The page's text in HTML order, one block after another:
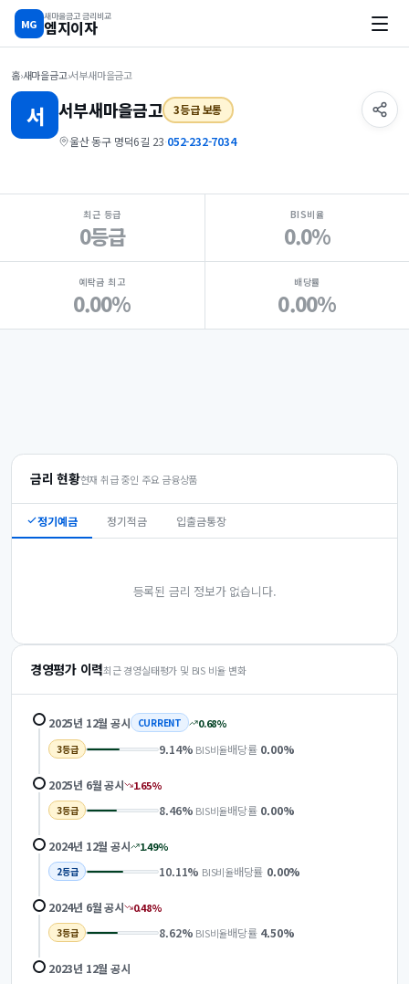
MG
새마을금고 금리비교
엠지이자
홈›새마을금고›서부새마을금고
서 서부새마을금고 3등급 보통
울산 동구 명덕6길 23·052-232-7034
지점 핵심 지표 요약
최근 등급
0등급
BIS비율
0.0%
예탁금 최고
0.00%
배당률
0.00%
금리 현황현재 취급 중인 주요 금융상품
정기예금 정기적금 입출금통장
등록된 금리 정보가 없습니다.
경영평가 이력최근 경영실태평가 및 BIS 비율 변화
2025년 12월 공시 CURRENT 0.68%
3등급 9.14% BIS비율배당률 0.00%
2025년 6월공시 1.65%
3등급 8.46% BIS비율배당률 0.00%
2024년 12월 공시 1.49%
2등급 10.11% BIS비율배당률 0.00%
2024년 6월공시 0.48%
3등급 8.62% BIS비율배당률 4.50%
2023년 12월 공시